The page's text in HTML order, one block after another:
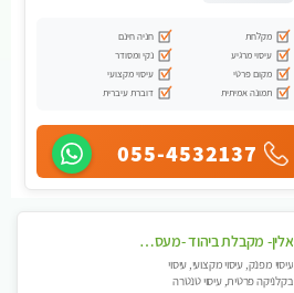
מקלחת
חניה חינם
עיסוי מרגיע
נקי ומסודר
מקום פרטי
עיסוי מקצועי
תמונה אמיתית
דוברת עיברית
055-4532137
אלין- מקבלת ביהוד -מעסה פרטית ואיכותית לבד ביהוד . עיסוי מפנק אצלי ביהוד
עיסוי מפנק, עיסוי מקצועי, עיסוי
בקלניקה פרטית, עיסוי טנטרה